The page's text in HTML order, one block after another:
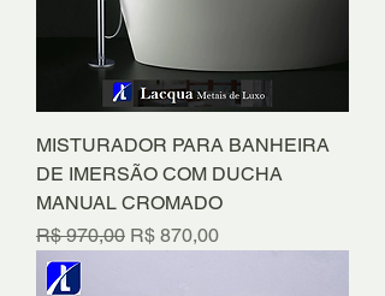
MISTURADOR PARA BANHEIRA
DE IMERSÃO COM DUCHA
MANUAL CROMADO
Preço normal
R$ 970,00 Preço promocional
R$ 870,00